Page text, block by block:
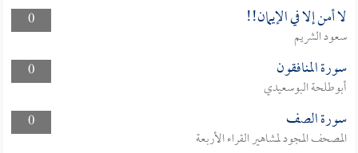
0
لا أمن إلا في الإيمان!!
سعود الشريم
0
سورة المنافقون
أبوطلحة البوسعيدي
0
سورة الصف
المصحف المجود لمشاهير القراء الأربعة